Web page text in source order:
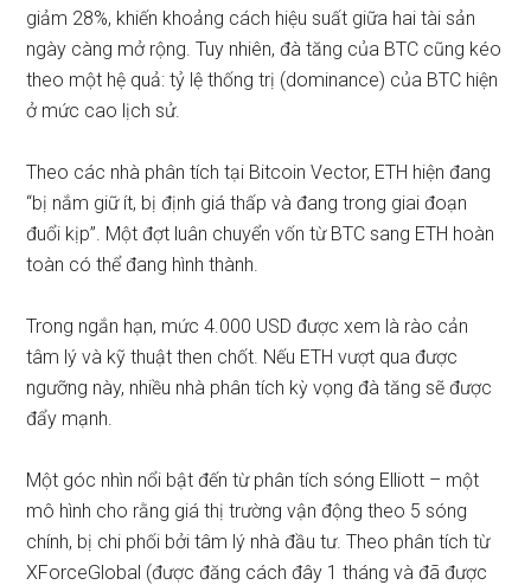
giảm 28%, khiến khoảng cách hiệu suất giữa hai tài sản
ngày càng mở rộng. Tuy nhiên, đà tăng của BTC cũng kéo
theo một hệ quả: tỷ lệ thống trị (dominance) của BTC hiện
ở mức cao lịch sử.
Theo các nhà phân tích tại Bitcoin Vector, ETH hiện đang
“bị nắm giữ ít, bị định giá thấp và đang trong giai đoạn
đuổi kịp”. Một đợt luân chuyển vốn từ BTC sang ETH hoàn
toàn có thể đang hình thành.
Trong ngắn hạn, mức 4.000 USD được xem là rào cản
tâm lý và kỹ thuật then chốt. Nếu ETH vượt qua được
ngưỡng này, nhiều nhà phân tích kỳ vọng đà tăng sẽ được
đẩy mạnh.
Một góc nhìn nổi bật đến từ phân tích sóng Elliott – một
mô hình cho rằng giá thị trường vận động theo 5 sóng
chính, bị chi phối bởi tâm lý nhà đầu tư. Theo phân tích từ
XForceGlobal (được đăng cách đây 1 tháng và đã được